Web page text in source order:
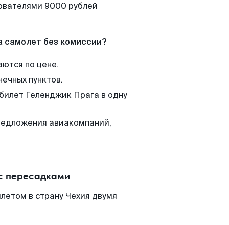
9000 рублей
самолет без комиссии?
по цене.
пунктов.
Геленджик Прага в одну
авиакомпаний,
пересадками
в страну Чехия двумя